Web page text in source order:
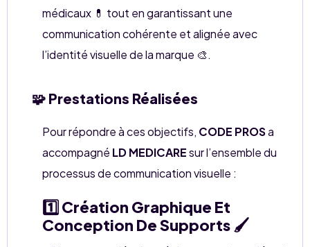
médicaux 💊 tout en garantissant une
communication cohérente et alignée avec
l’identité visuelle de la marque 🎨.
🧩 Prestations Réalisées
Pour répondre à ces objectifs, CODE PROSa
accompagné LD MEDICAREsur l’ensemble du
processus de communication visuelle :
1️⃣ Création Graphique Et
Conception De Supports 🖌️